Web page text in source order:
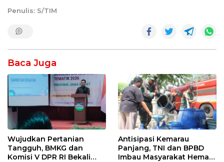
Penulis: S/TIM
Baca Juga
Wujudkan Pertanian
Tangguh, BMKG dan
Komisi V DPR RI Bekali
Antisipasi Kemarau
Panjang, TNI dan BPBD
Imbau Masyarakat Hemat